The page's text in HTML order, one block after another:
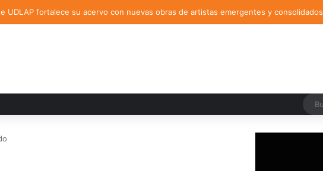
UDLAP fortalece su acervo con nuevas obras de artistas emergentes y consolidados